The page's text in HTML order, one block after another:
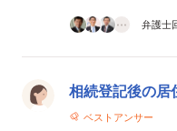
弁護士
相続登記後の居
ベストアンサー